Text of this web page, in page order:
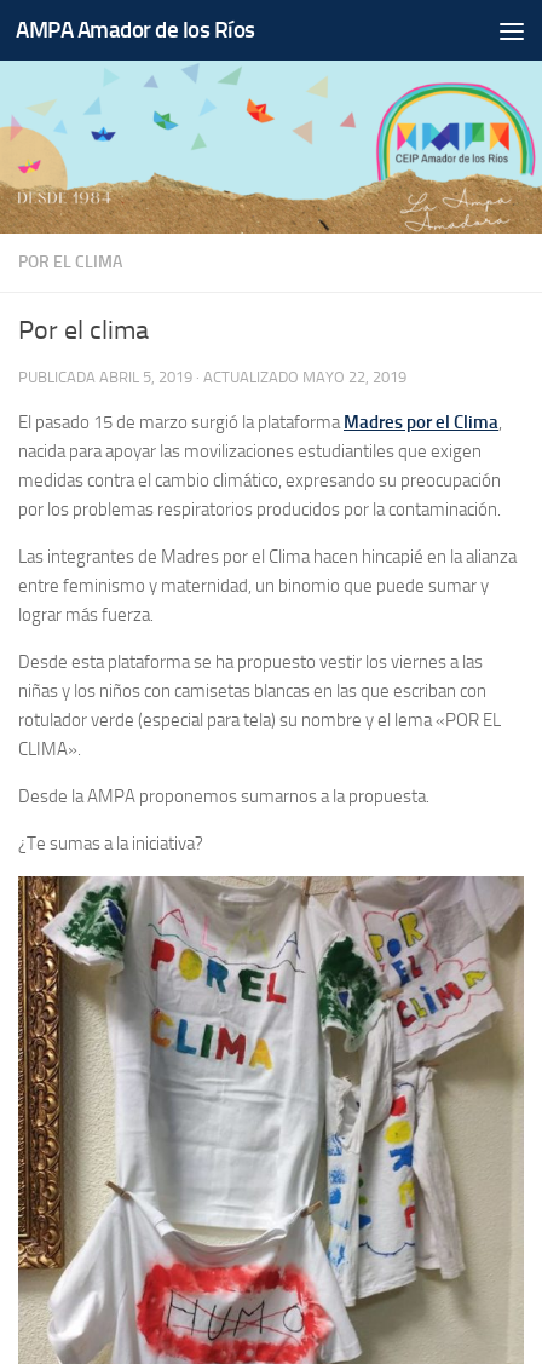
Saltar al contenido
AMPA Amador de los Ríos
POR EL CLIMA
Por el clima
PUBLICADA ABRIL 5, 2019 · ACTUALIZADO MAYO 22, 2019
El pasado 15 de marzo surgió la plataforma Madres por el Clima,
nacida para apoyar las movilizaciones estudiantiles que exigen
medidas contra el cambio climático, expresando su preocupación
por los problemas respiratorios producidos por la contaminación.
Las integrantes de Madres por el Clima hacen hincapié en la alianza
entre feminismo y maternidad, un binomio que puede sumar y
lograr más fuerza.
Desde esta plataforma se ha propuesto vestir los viernes a las
niñas y los niños con camisetas blancas en las que escriban con
rotulador verde (especial para tela) su nombre y el lema «POR EL
CLIMA».
Desde la AMPA proponemos sumarnos a la propuesta.
¿Te sumas a la iniciativa?